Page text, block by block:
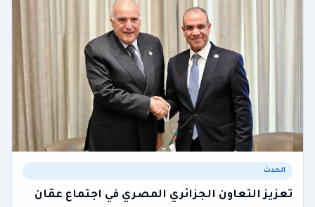
الحدث
تعزيز التعاون الجزائري المصري في اجتماع عمّان